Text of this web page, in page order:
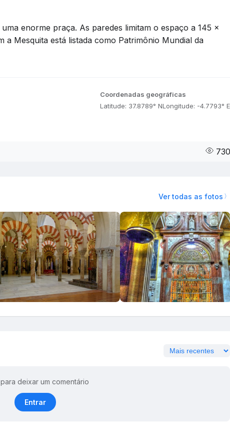
enorme praça. As paredes limitam o espaço a 145 x
a Mesquita está listada como Patrimônio Mundial da
Coordenadas geográficas
Latitude: 37.8789° NLongitude: -4.7793° E
Ver todas as fotos
deixar um comentário
Entrar